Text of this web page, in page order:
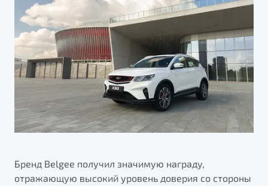
Яркий кроссовер
от 2 219 990 ₽*
Обзор В наличии
Страхование
Расчет КАСКО
Belgee Линк
Belgee Клуб
Belgee Плюс
Реферальная программа
Клиентская поддержка
Помощь на дорогах
Бренд Belgee получил значимую награду,
отражающую высокий уровень доверия со стороны